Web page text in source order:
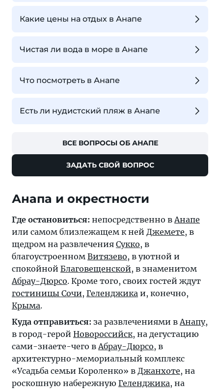
Какие цены на отдых в Анапе
Чистая ли вода в море в Анапе
Что посмотреть в Анапе
Есть ли нудистский пляж в Анапе
ВСЕ ВОПРОСЫ ОБ АНАПЕ
ЗАДАТЬ СВОЙ ВОПРОС
Анапа и окрестности
Где остановиться: непосредственно вАнапе
или самом близлежащем к ней Джемете, в
щедром на развлечения Сукко, в
благоустроенном Витязево, в уютной и
спокойной Благовещенской, в знаменитом
Абрау-Дюрсо. Кроме того, своих гостей ждут
гостиницы Сочи, Геленджика и, конечно,
Крыма.
Куда отправиться: за развлечениями вАнапу,
в город-герой Новороссийск, на дегустацию
сами-знаете-чего вАбрау-Дюрсо, в
архитектурно-мемориальный комплекс
«Усадьба семьи Короленко» в Джанхоте, на
роскошную набережную Геленджика, на